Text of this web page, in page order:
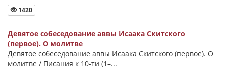
1420
Девятое собеседование аввы Исаака Скитского
(первое). О молитве
Девятое собеседование аввы Исаака Скитского (первое). О
молитве / Писания к 10-ти (1–...